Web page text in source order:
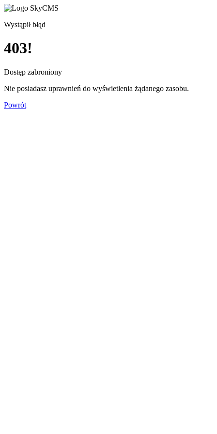
Wystąpił błąd
403!
Dostęp zabroniony
Nie posiadasz uprawnień do wyświetlenia żądanego zasobu.
Powrót